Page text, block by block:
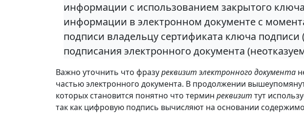
информации с использованием закрытого
информации в электронном документе с
подписи владельцу сертификата ключа
подписания электронного документа
Важно уточнить что фразуреквизит электронного документа
частью электронного документа. В продолжении
которых становится понятно что термин реквизит тут
так как цифровую подпись вычисляют на основании